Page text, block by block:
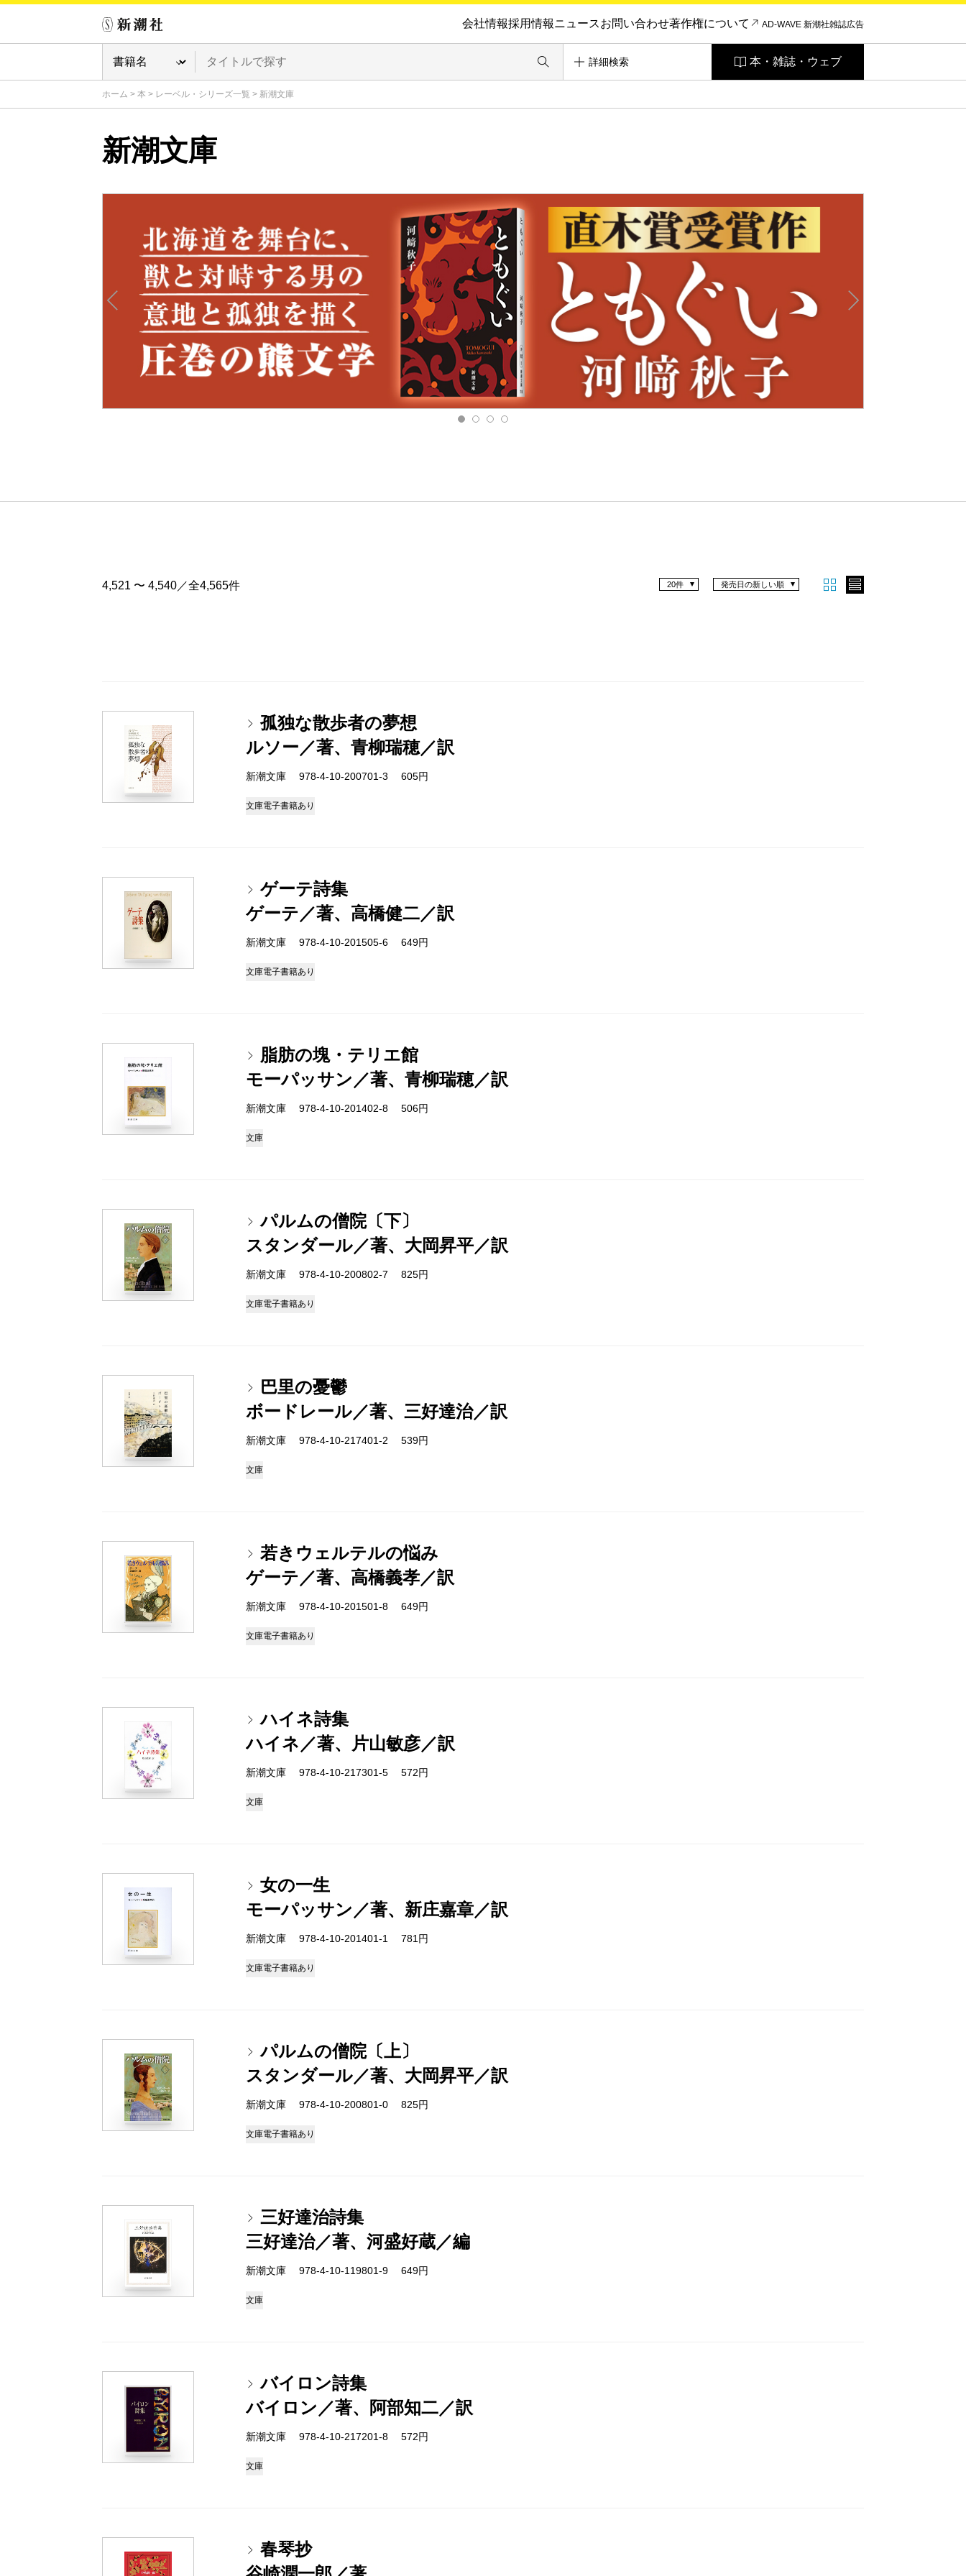
会社情報採用情報ニュースお問い合わせ著作権について AD-WAVE 新潮社雑誌広告
詳細検索 本・雑誌・ウェブ
ホーム > 本 > レーベル・シリーズ一覧 > 新潮文庫
新潮文庫
4,521 〜 4,540／全4,565件 発売日の新しい順
20件
孤独な散歩者の夢想
ルソー／著、青柳瑞穂／訳
新潮文庫 978-4-10-200701-3 605円
文庫電子書籍あり
ゲーテ詩集
ゲーテ／著、高橋健二／訳
新潮文庫 978-4-10-201505-6 649円
文庫電子書籍あり
脂肪の塊・テリエ館
モーパッサン／著、青柳瑞穂／訳
新潮文庫 978-4-10-201402-8 506円
文庫
パルムの僧院〔下〕
スタンダール／著、大岡昇平／訳
新潮文庫 978-4-10-200802-7 825円
文庫電子書籍あり
巴里の憂鬱
ボードレール／著、三好達治／訳
新潮文庫 978-4-10-217401-2 539円
文庫
若きウェルテルの悩み
ゲーテ／著、高橋義孝／訳
新潮文庫 978-4-10-201501-8 649円
文庫電子書籍あり
ハイネ詩集
ハイネ／著、片山敏彦／訳
新潮文庫 978-4-10-217301-5 572円
文庫
女の一生
モーパッサン／著、新庄嘉章／訳
新潮文庫 978-4-10-201401-1 781円
文庫電子書籍あり
パルムの僧院〔上〕
スタンダール／著、大岡昇平／訳
新潮文庫 978-4-10-200801-0 825円
文庫電子書籍あり
三好達治詩集
三好達治／著、河盛好蔵／編
新潮文庫 978-4-10-119801-9 649円
文庫
バイロン詩集
バイロン／著、阿部知二／訳
新潮文庫 978-4-10-217201-8 572円
文庫
春琴抄